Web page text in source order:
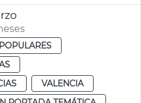
VALENCIA